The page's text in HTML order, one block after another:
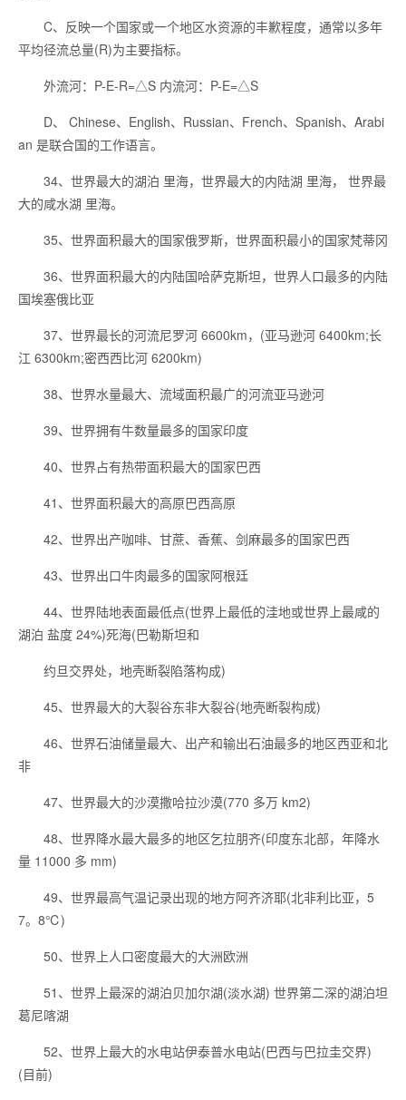
C、反映一个国家或一个地区水资源的丰歉程度，通常以多年
平均径流总量(R)为主要指标。
外流河：P-E-R=△S 内流河：P-E=△S
D、 Chinese、English、Russian、French、Spanish、Arabi
an 是联合国的工作语言。
34、世界最大的湖泊 里海，世界最大的内陆湖 里海， 世界最
大的咸水湖 里海。
35、世界面积最大的国家俄罗斯，世界面积最小的国家梵蒂冈
36、世界面积最大的内陆国哈萨克斯坦，世界人口最多的内陆
国埃塞俄比亚
37、世界最长的河流尼罗河 6600km，(亚马逊河 6400km;长
江 6300km;密西西比河 6200km)
38、世界水量最大、流域面积最广的河流亚马逊河
39、世界拥有牛数量最多的国家印度
40、世界占有热带面积最大的国家巴西
41、世界面积最大的高原巴西高原
42、世界出产咖啡、甘蔗、香蕉、剑麻最多的国家巴西
43、世界出口牛肉最多的国家阿根廷
44、世界陆地表面最低点(世界上最低的洼地或世界上最咸的
湖泊 盐度 24%)死海(巴勒斯坦和
约旦交界处，地壳断裂陷落构成)
45、世界最大的大裂谷东非大裂谷(地壳断裂构成)
46、世界石油储量最大、出产和输出石油最多的地区西亚和北
非
47、世界最大的沙漠撒哈拉沙漠(770 多万 km2)
48、世界降水最大最多的地区乞拉朋齐(印度东北部，年降水
量 11000 多 mm)
49、世界最高气温记录出现的地方阿齐济耶(北非利比亚，5
7。8℃)
50、世界上人口密度最大的大洲欧洲
51、世界上最深的湖泊贝加尔湖(淡水湖) 世界第二深的湖泊坦
葛尼喀湖
52、世界上最大的水电站伊泰普水电站(巴西与巴拉圭交界)
(目前)